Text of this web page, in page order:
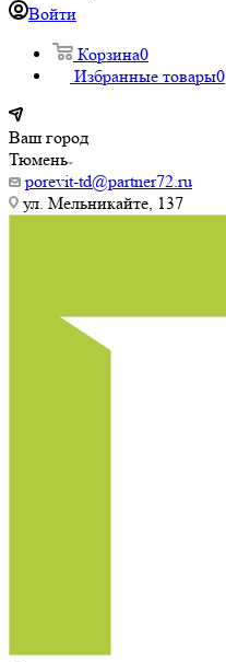
Войти
Корзина0
Избранные товары0
Ваш город
Тюмень
porevit-td@partner72.ru
ул. Мельникайте, 137